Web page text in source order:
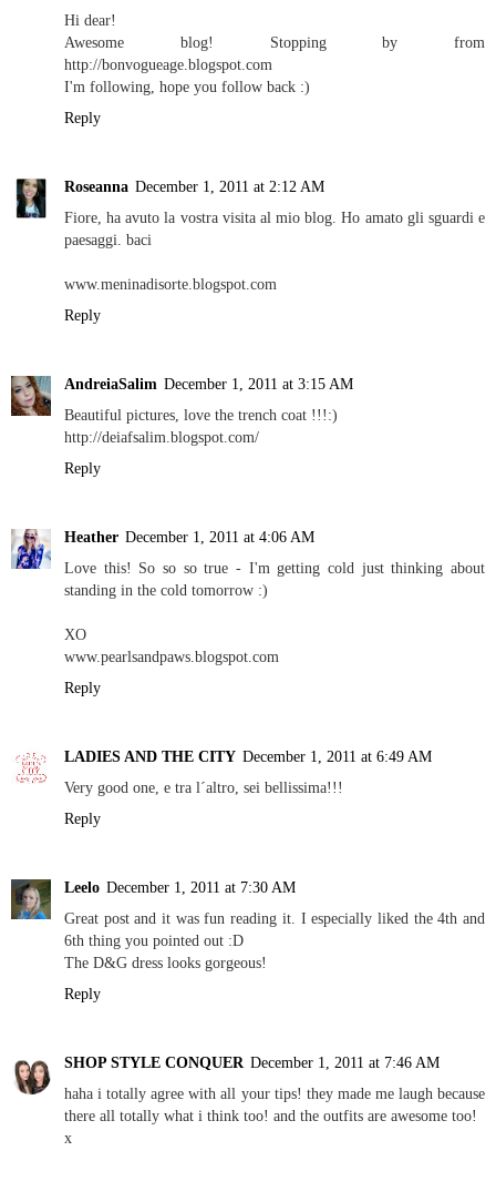
Hi dear!
Awesome blog! Stopping by from
http://bonvogueage.blogspot.com
I'm following, hope you follow back :)
Reply
Roseanna December 1, 2011 at 2:12 AM
Fiore, ha avuto la vostra visita al mio blog. Ho amato gli sguardi e
paesaggi. baci
www.meninadisorte.blogspot.com
Reply
AndreiaSalim December 1, 2011 at 3:15 AM
Beautiful pictures, love the trench coat !!!:)
http://deiafsalim.blogspot.com/
Reply
Heather December 1, 2011 at 4:06 AM
Love this! So so so true - I'm getting cold just thinking about
standing in the cold tomorrow :)
XO
www.pearlsandpaws.blogspot.com
Reply
LADIES AND THE CITY December 1, 2011 at 6:49 AM
Very good one, e tra l´altro, sei bellissima!!!
Reply
Leelo December 1, 2011 at 7:30 AM
Great post and it was fun reading it. I especially liked the 4th and
6th thing you pointed out :D
The D&G dress looks gorgeous!
Reply
SHOP STYLE CONQUER December 1, 2011 at 7:46 AM
haha i totally agree with all your tips! they made me laugh because
there all totally what i think too! and the outfits are awesome too!
x